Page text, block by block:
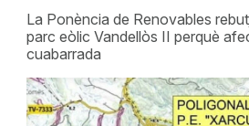
La Ponència de Renovables
parc eòlic Vandellòs II perquè
cuabarrada